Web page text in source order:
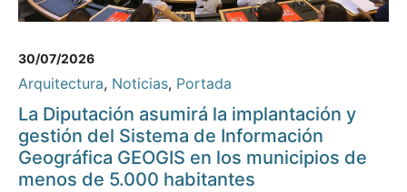
30/07/2026
Arquitectura, Noticias, Portada
La Diputación asumirá la implantación y
gestión del Sistema de Información
Geográfica GEOGIS en los municipios de
menos de 5.000 habitantes